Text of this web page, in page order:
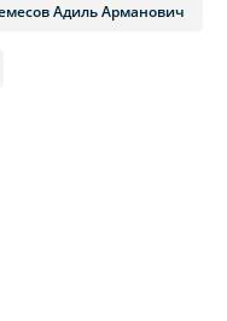
Адиль Арманович